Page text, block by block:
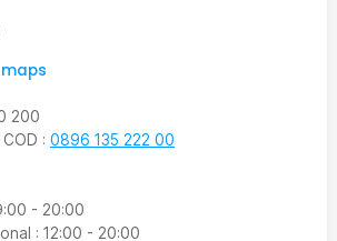
200
: 0896 135 222 00
- 20:00
: 12:00 - 20:00